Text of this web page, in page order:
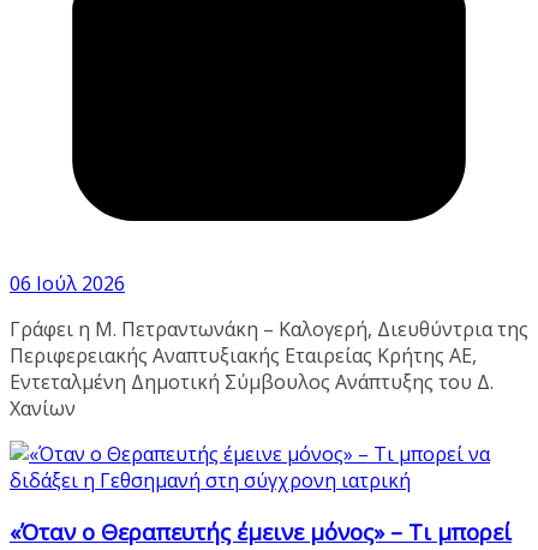
06 Ιούλ 2026
Γράφει η Μ. Πετραντωνάκη – Καλογερή, Διευθύντρια της
Περιφερειακής Αναπτυξιακής Εταιρείας Κρήτης ΑΕ,
Εντεταλμένη Δημοτική Σύμβουλος Ανάπτυξης του Δ.
Χανίων
«Όταν ο Θεραπευτής έμεινε μόνος» – Τι μπορεί